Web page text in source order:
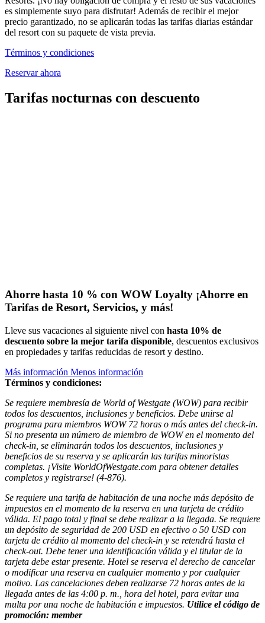
es simplemente suyo para disfrutar! Además de recibir el mejor
precio garantizado, no se aplicarán todas las tarifas diarias estándar
del resort con su paquete de vista previa.
Términos y condiciones
Reservar ahora
Tarifas nocturnas con descuento
Ahorre hasta 10 % con WOW Loyalty ¡Ahorre en
Tarifas de Resort, Servicios, y más!
Lleve sus vacaciones al siguiente nivel con hasta 10% de
descuento sobre la mejor tarifa disponible, descuentos exclusivos
en propiedades y tarifas reducidas de resort y destino.
Más información Menos información
Términos y condiciones:
Se requiere membresía de World of Westgate (WOW) para recibir
todos los descuentos, inclusiones y beneficios. Debe unirse al
programa para miembros WOW 72 horas o más antes del check-in.
Si no presenta un número de miembro de WOW en el momento del
check-in, se eliminarán todos los descuentos, inclusiones y
beneficios de su reserva y se aplicarán las tarifas minoristas
completas. ¡Visite WorldOfWestgate.com para obtener detalles
completos y registrarse! (4-876).
Se requiere una tarifa de habitación de una noche más depósito de
impuestos en el momento de la reserva en una tarjeta de crédito
válida. El pago total y final se debe realizar a la llegada. Se requiere
un depósito de seguridad de 200 USD en efectivo o 50 USD con
tarjeta de crédito al momento del check-in y se retendrá hasta el
check-out. Debe tener una identificación válida y el titular de la
tarjeta debe estar presente. Hotel se reserva el derecho de cancelar
o modificar una reserva en cualquier momento y por cualquier
motivo. Las cancelaciones deben realizarse 72 horas antes de la
llegada antes de las 4:00 p. m., hora del hotel, para evitar una
multa por una noche de habitación e impuestos. Utilice el código de
promoción: member